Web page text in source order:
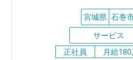
宮城県 石巻
サービス
正社員
月給